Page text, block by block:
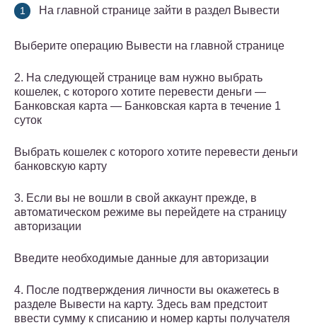
На главной странице зайти в раздел Вывести
Выберите операцию Вывести на главной странице
2. На следующей странице вам нужно выбрать
кошелек, с которого хотите перевести деньги —
Банковская карта — Банковская карта в течение 1
суток
Выбрать кошелек с которого хотите перевести деньги
банковскую карту
3. Если вы не вошли в свой аккаунт прежде, в
автоматическом режиме вы перейдете на страницу
авторизации
Введите необходимые данные для авторизации
4. После подтверждения личности вы окажетесь в
разделе Вывести на карту. Здесь вам предстоит
ввести сумму к списанию и номер карты получателя